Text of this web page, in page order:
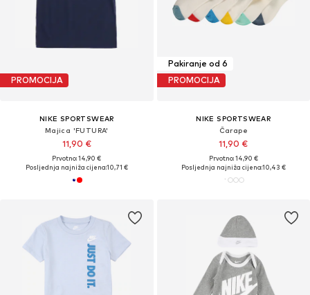
PROMOCIJA
NIKE SPORTSWEAR
Majica 'FUTURA'
11,90 €
Prvotno: 14,90 €
Posljednja najniža cijena:10,71 €
Pakiranje od 6
PROMOCIJA
NIKE SPORTSWEAR
Čarape
11,90 €
Prvotno: 14,90 €
Posljednja najniža cijena:10,43 €